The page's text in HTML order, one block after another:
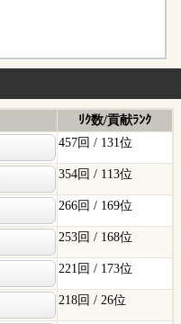
ﾘｸ数/貢献ﾗﾝｸ
457回 / 131位
354回 / 113位
266回 / 169位
253回 / 168位
221回 / 173位
218回 / 26位